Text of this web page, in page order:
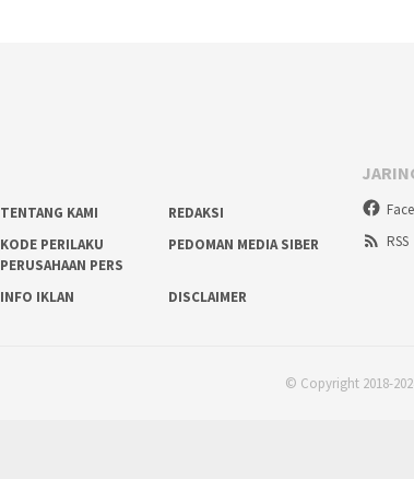
TENTANG KAMI
REDAKSI
KODE PERILAKU
PERUSAHAAN PERS
PEDOMAN MEDIA SIBER
INFO IKLAN DISCLAIMER
RSS
© Copyright 2018-